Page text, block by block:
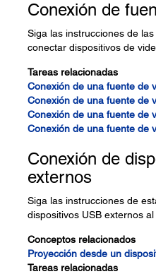
Conexión de
Siga las instrucciones de
conectar dispositivos de
Tareas relacionadas
Conexión de una fuente de
Conexión de una fuente de
Conexión de una fuente de
Conexión de una fuente de
Conexión de
externos
Siga las instrucciones de
dispositivos USB externos al
Conceptos relacionados
Proyección desde un
Tareas relacionadas